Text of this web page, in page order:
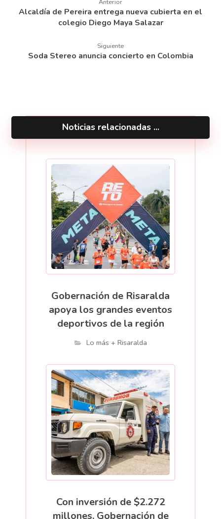
Anterior
Alcaldía de Pereira entrega nueva cubierta en el
colegio Diego Maya Salazar
Siguiente
Soda Stereo anuncia concierto en Colombia
Noticias relacionadas ...
Gobernación de Risaralda
apoya los grandes eventos
deportivos de la región
Lo más + Risaralda
Con inversión de $2.272
millones, Gobernación de